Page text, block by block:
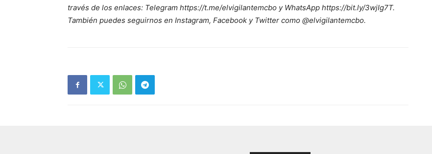
través de los enlaces: Telegram https://t.me/elvigilantemcbo y WhatsApp https://bit.ly/3wjIg7T.
También puedes seguirnos en Instagram, Facebook y Twitter como @elvigilantemcbo.